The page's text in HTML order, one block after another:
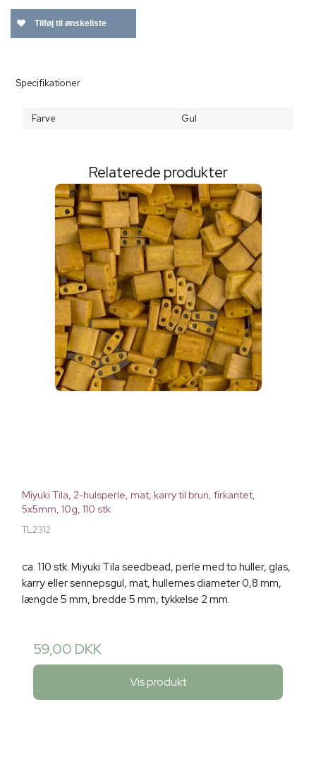
Tilføj til ønskeliste
Specifikationer
Farve Gul
Relaterede produkter
Miyuki Tila, 2-hulsperle, mat, karry til brun, firkantet,
5x5mm, 10g, 110 stk
TL2312
ca. 110 stk. Miyuki Tila seedbead, perle med to huller, glas,
karry eller sennepsgul, mat, hullernes diameter 0,8 mm,
længde 5 mm, bredde 5 mm, tykkelse 2 mm.
59,00 DKK
Vis produkt